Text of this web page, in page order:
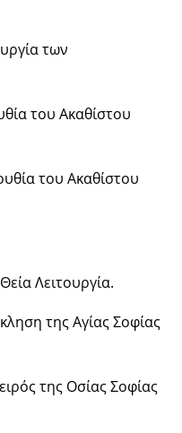
των
του Ακαθίστου
του Ακαθίστου
Λειτουργία.
της Αγίας Σοφίας
της Οσίας Σοφίας